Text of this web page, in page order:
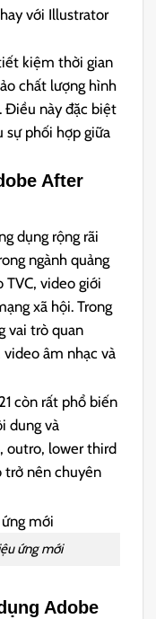
với Illustrator
kiệm thời gian
chất lượng hình
Điều này đặc biệt
sự phối hợp giữa
After
dụng rộng rãi
ngành quảng
video giới
xã hội. Trong
vai trò quan
âm nhạc và
còn rất phổ biến
dung và
outro, lower third
trở nên chuyên
ứng mới
Adobe